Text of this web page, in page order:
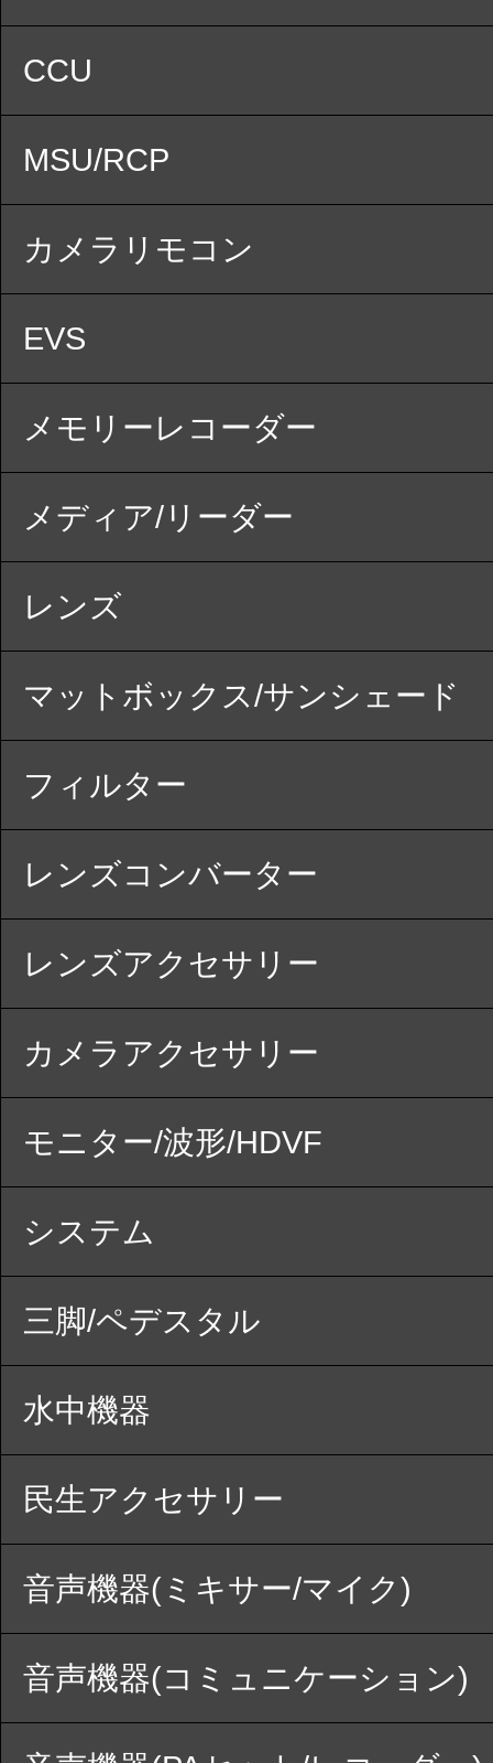
CCU
MSU/RCP
カメラリモコン
EVS
メモリーレコーダー
メディア/リーダー
レンズ
マットボックス/サンシェード
フィルター
レンズコンバーター
レンズアクセサリー
カメラアクセサリー
モニター/波形/HDVF
システム
三脚/ペデスタル
水中機器
民生アクセサリー
音声機器(ミキサー/マイク)
音声機器(コミュニケーション)